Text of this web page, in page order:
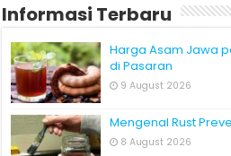
Informasi Terbaru
Harga Asam Jawa
di Pasaran
9 August 2026
Mengenal Rust
8 August 2026